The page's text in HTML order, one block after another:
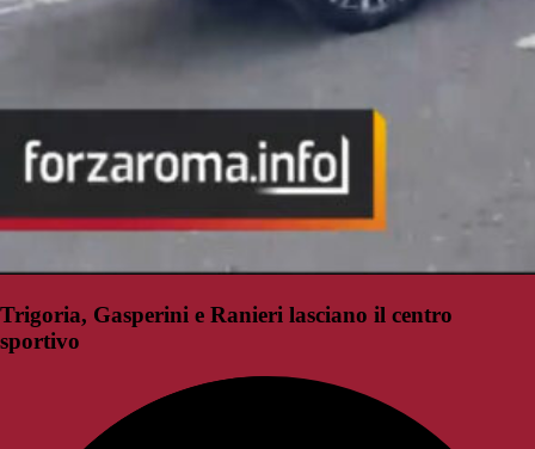
Trigoria, Gasperini e Ranieri lasciano il centro
sportivo